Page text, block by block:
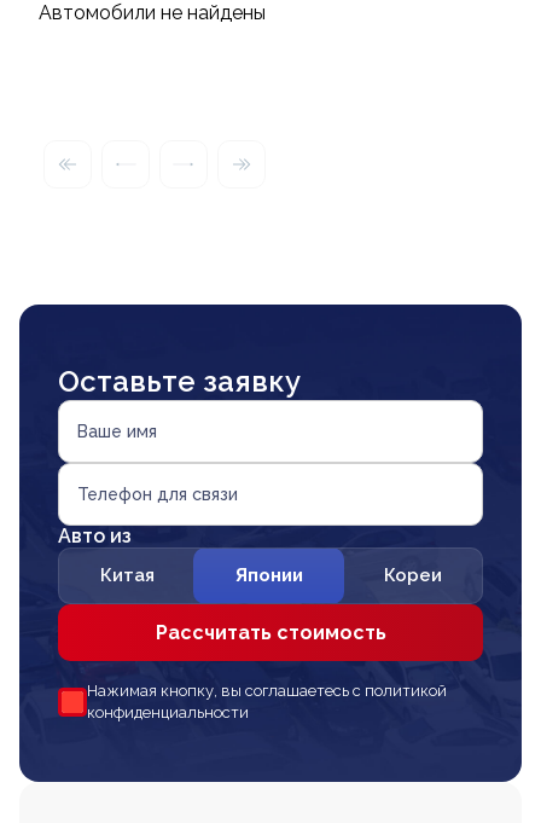
Автомобили не найдены
Оставьте заявку
Ваше имя
Телефон для связи
Авто из
Китая Японии Кореи
Рассчитать стоимость
Нажимая кнопку, вы соглашаетесь с политикой
конфиденциальности